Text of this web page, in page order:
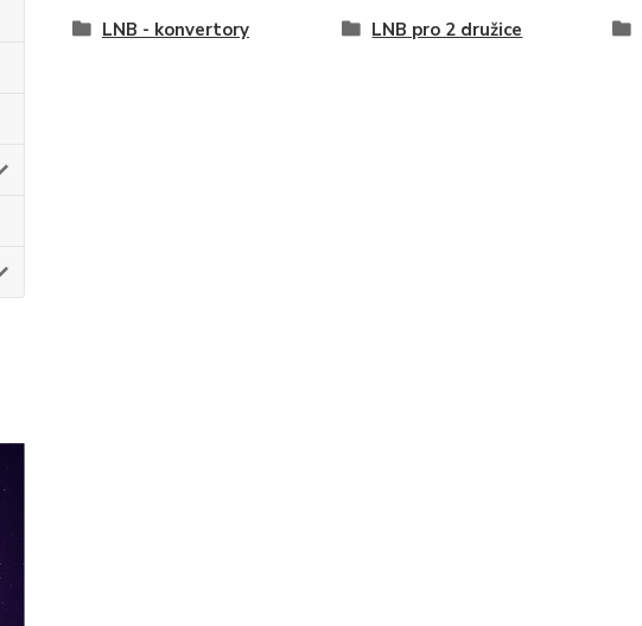
LNB - konvertory LNB pro 2 družice